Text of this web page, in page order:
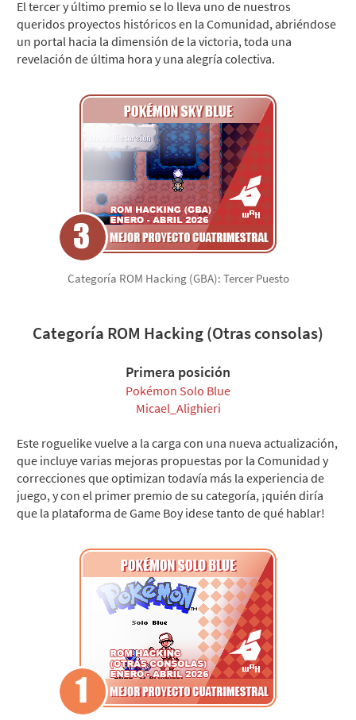
El tercer y último premio se lo lleva uno de nuestros
queridos proyectos históricos en la Comunidad, abriéndose
un portal hacia la dimensión de la victoria, toda una
revelación de última hora y una alegría colectiva.
Categoría ROM Hacking (GBA): Tercer Puesto
Categoría ROM Hacking (Otras consolas)
Primera posición
Pokémon Solo Blue
Micael_Alighieri
Este roguelike vuelve a la carga con una nueva actualización,
que incluye varias mejoras propuestas por la Comunidad y
correcciones que optimizan todavía más la experiencia de
juego, y con el primer premio de su categoría, ¡quién diría
que la plataforma de Game Boy idese tanto de qué hablar!